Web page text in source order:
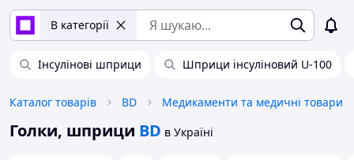
В категорії
Інсулінові шприци Шприци інсуліновий U-100
Каталог товарів BD Медикаменти та медичні товари
Голки, шприци BD в Україні